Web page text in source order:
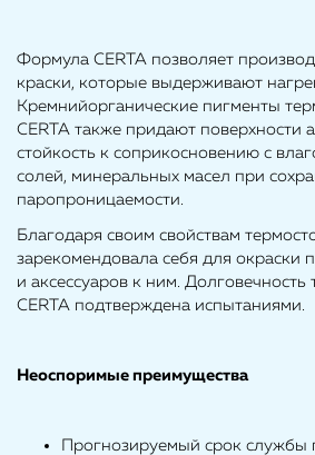
Формула CERTA позволяет
краски, которые выдерживают
Кремнийорганические пигменты
CERTA также придают поверхности
стойкость к соприкосновению с
солей, минеральных масел при
паропроницаемости.
Благодаря своим свойствам
зарекомендовала себя для окраски
и аксессуаров к ним. Долговечность
CERTA подтверждена испытаниями.
Неоспоримые преимущества
Прогнозируемый срок службы